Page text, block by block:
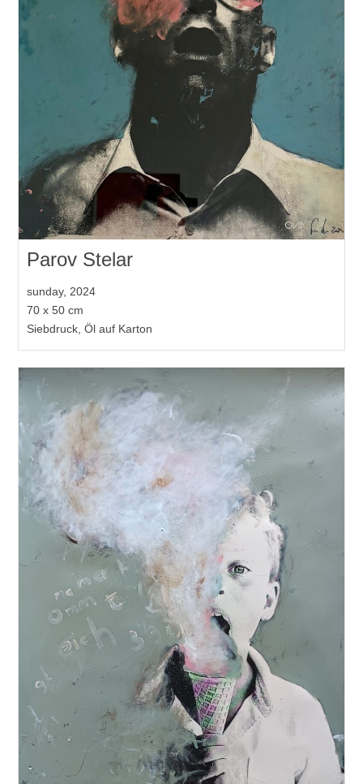
Parov Stelar
sunday, 2024
70 x 50 cm
Siebdruck, Öl auf Karton